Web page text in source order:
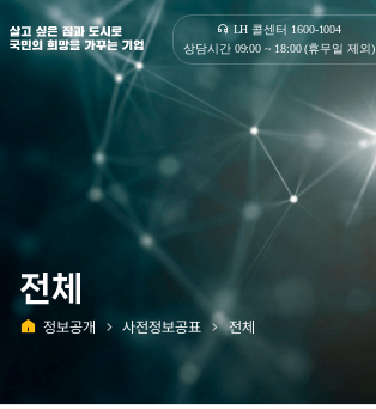
살고 싶은 집과 도시로 국민의 희망을 가꾸는 기업 | 한국토지주택공사
LH 콜센터 1600-1004
상담시간 09:00 ~ 18:00 (휴무일 제외)
전체
정보공개 사전정보공표 전체